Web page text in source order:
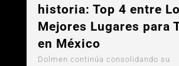
historia: Top 4 entre
Mejores Lugares para
en México
Dolmen continúa consolidando su